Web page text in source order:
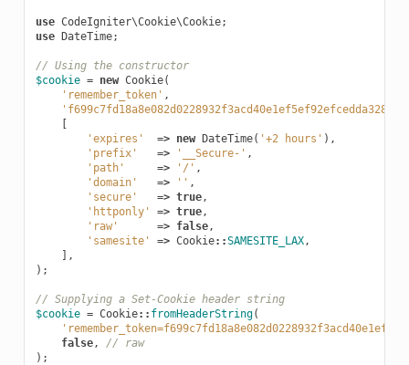
use CodeIgniter\Cookie\Cookie;
use DateTime;
// Using the constructor
$cookie = new Cookie(
'remember_token' ,
[
'expires'
=> new DateTime( '+2 hours' ),
'prefix'
=> '__Secure-' ,
'path'
=> '/' ,
'domain'
=> '' ,
'secure'
=> true,
'httponly'
=> true,
'raw'
=> false,
'samesite'
=> Cookie::SAMESITE_LAX,
],
);
// Supplying a Set-Cookie header string
$cookie = Cookie:: fromHeaderString(
false,
// raw
);